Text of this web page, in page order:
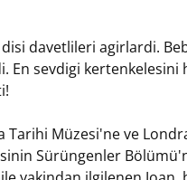
davetlileri agirlardi.
En sevdigi kertenkelesini
Müzesi'ne ve
Sürüngenler